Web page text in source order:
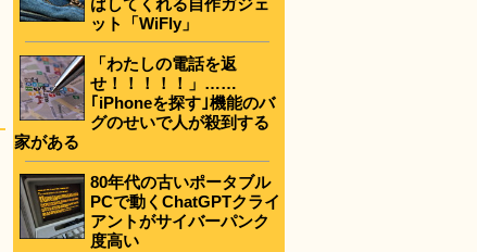
ット「WiFly」
「わたしの電話を返
せ！！！！！」……
｢iPhoneを探す｣機能のバ
グのせいで人が殺到する
家がある
80年代の古いポータブル
PCで動くChatGPTクライ
アントがサイバーパンク
度高い